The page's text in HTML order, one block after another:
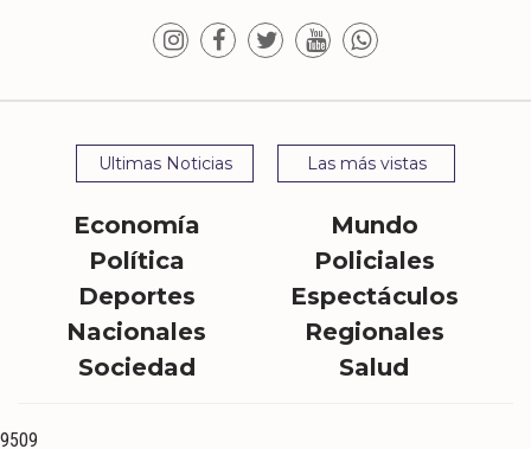
Ultimas Noticias Las más vistas
Economía
Mundo
Política
Policiales
Deportes
Espectáculos
Nacionales
Regionales
Sociedad
Salud
9509